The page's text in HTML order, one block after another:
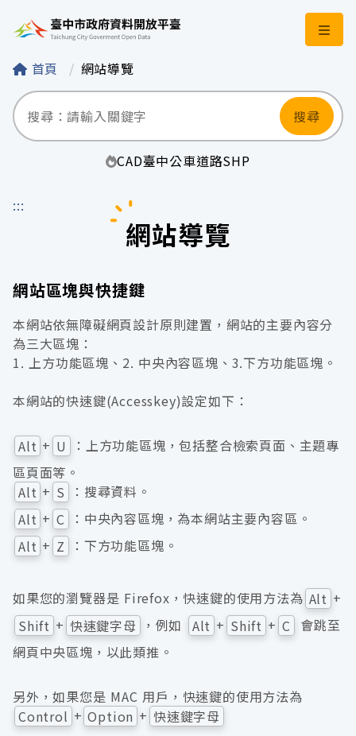
臺中市政府資料開
首頁 網站導覽
搜尋
CAD臺中公車道路SHP
:::
網站導覽
網站區塊與快捷鍵
本網站依無障礙網頁設計原則建置，網站的主要內容分
為三大區塊：
1. 上方功能區塊、2. 中央內容區塊、3.下方功能區塊。
本網站的快速鍵(Accesskey)設定如下：
Alt + U
：上方功能區塊，包括整合檢索頁面、主題專
區頁面等。
Alt + S
：搜尋資料。
Alt + C
：中央內容區塊，為本網站主要內容區。
Alt + Z ：下方功能區塊。
如果您的瀏覽器是 Firefox，快速鍵的使用方法為 Alt +
Shift + 快速鍵字母 ，例如 Alt + Shift + C
會跳至
網頁中央區塊，以此類推。
另外，如果您是 MAC 用戶，快速鍵的使用方法為
Control + Option + 快速鍵字母